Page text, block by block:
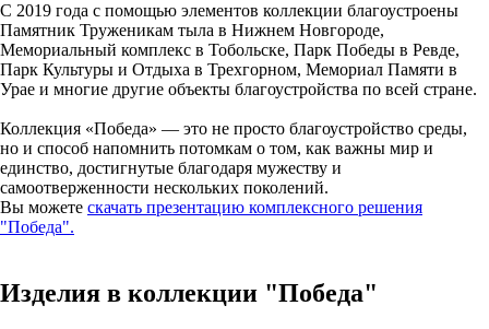
С 2019 года с помощью элементов коллекции благоустроены
Памятник Труженикам тыла в Нижнем Новгороде,
Мемориальный комплекс в Тобольске, Парк Победы в Ревде,
Парк Культуры и Отдыха в Трехгорном, Мемориал Памяти в
Урае и многие другие объекты благоустройства по всей стране.
Коллекция «Победа» — это не просто благоустройство среды,
но и способ напомнить потомкам о том, как важны мир и
единство, достигнутые благодаря мужеству и
самоотверженности нескольких поколений.
Вы можете скачать презентацию комплексного решения
"Победа".
Изделия в коллекции "Победа"